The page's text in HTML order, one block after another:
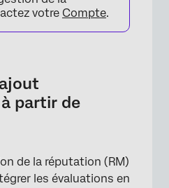
application
pour se connecter
sociales
votre Compte.
à partir de
de la réputation (RM)
les évaluations en